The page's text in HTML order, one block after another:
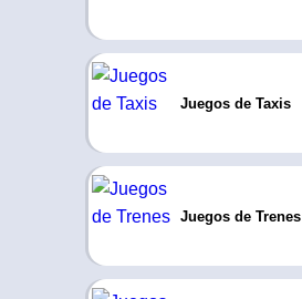
Juegos de Taxis
Juegos de Trenes